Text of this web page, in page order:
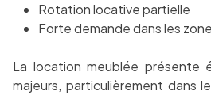
Rotation locative partielle
Forte demande dans les
La location meublée présente
majeurs, particulièrement dans